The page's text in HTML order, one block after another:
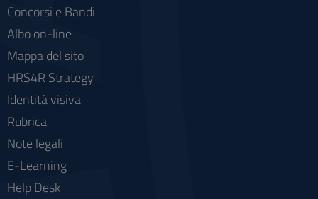
Concorsi e Bandi
Albo on-line
Mappa del sito
HRS4R Strategy
Identità visiva
Rubrica
Note legali
E-Learning
Help Desk